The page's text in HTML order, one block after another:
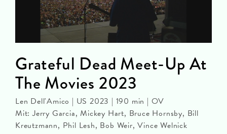
Grateful Dead Meet-Up At
The Movies 2023
Len Dell'Amico | US 2023 | 190 min | OV
Mit: Jerry Garcia, Mickey Hart, Bruce Hornsby, Bill
Kreutzmann, Phil Lesh, Bob Weir, Vince Welnick